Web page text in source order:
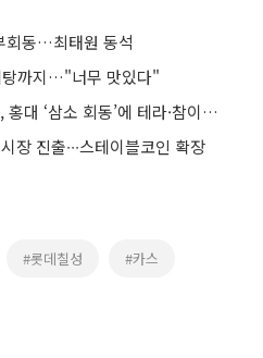
회동…최태원 동석
탕까지…"너무 맛있다"
“삼겹살엔 테슬라” 젠슨 황, 홍대 ‘삼소 회동’에 테라·참이슬 낙점
장 진출∙∙∙스테이블코인 확장
#롯데칠성 #카스